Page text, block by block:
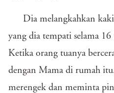
Dia melangkahkan
yang dia tempati selama
Ketika orang tuanya
dengan Mama di rumah
merengek dan meminta